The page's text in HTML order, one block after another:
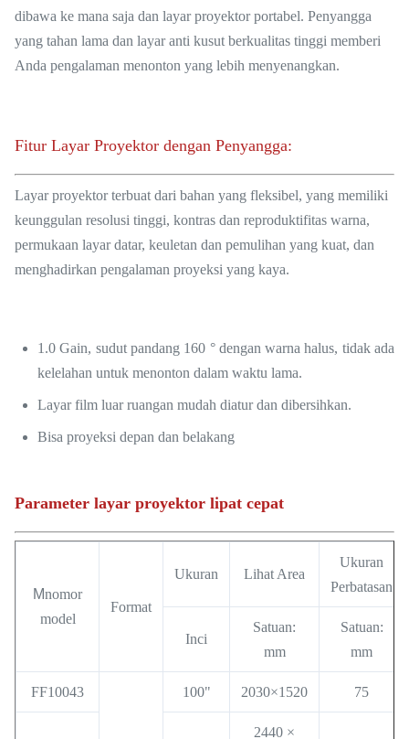
dibawa ke mana saja dan layar proyektor portabel. Penyangga
yang tahan lama dan layar anti kusut berkualitas tinggi memberi
Anda pengalaman menonton yang lebih menyenangkan.
Fitur Layar Proyektor dengan Penyangga:
Layar proyektor terbuat dari bahan yang fleksibel, yang memiliki
keunggulan resolusi tinggi, kontras dan reproduktifitas warna,
permukaan layar datar, keuletan dan pemulihan yang kuat, dan
menghadirkan pengalaman proyeksi yang kaya.
1.0 Gain, sudut pandang 160 ° dengan warna halus, tidak ada
kelelahan untuk menonton dalam waktu lama.
Layar film luar ruangan mudah diatur dan dibersihkan.
Bisa proyeksi depan dan belakang
Parameter layar proyektor lipat cepat
Mnomor
model
Format
Ukuran Lihat Area
Ukuran
Perbatasan
Inci
Satuan:
mm
Satuan:
mm
FF10043 100" 2030×1520 75
2440 ×